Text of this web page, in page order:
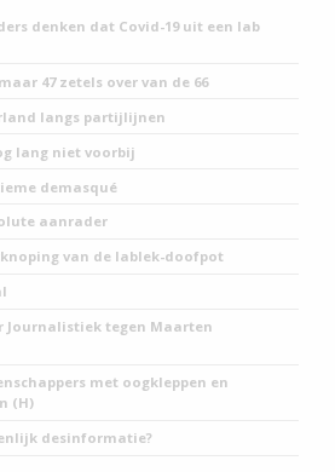
denken dat Covid-19 uit een lab
47 zetels over van de 66
langs partijlijnen
lang niet voorbij
demasqué
aanrader
van de lablek-doofpot
Journalistiek tegen Maarten
met oogkleppen en
(H)
desinformatie?